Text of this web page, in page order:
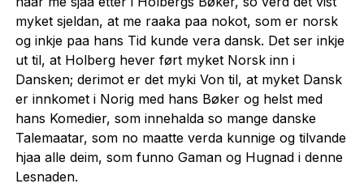
myket sjeldan, at me raaka paa nokot, som er norsk
og inkje paa hans Tid kunde vera dansk. Det ser inkje
ut til, at Holberg hever ført myket Norsk inn i
Dansken; derimot er det myki Von til, at myket Dansk
er innkomet i Norig med hans Bøker og helst med
hans Komedier, som innehalda so mange danske
Talemaatar, som no maatte verda kunnige og tilvande
hjaa alle deim, som funno Gaman og Hugnad i denne
Lesnaden.